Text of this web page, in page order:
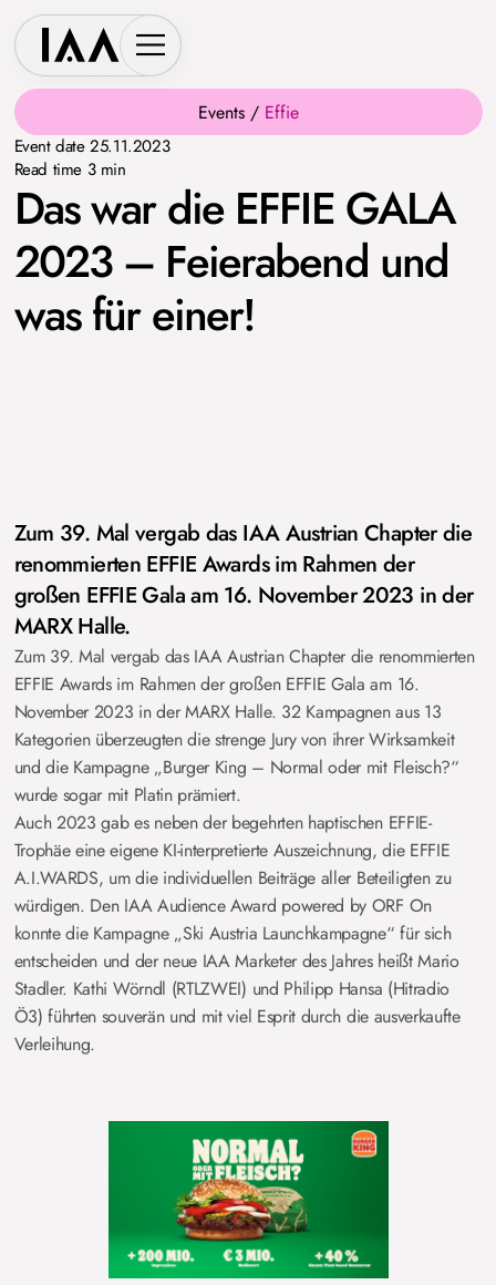
Events / Effie
Event date25.11.2023
Read time 3 min
Das war die EFFIE GALA
2023 – Feierabend und
was für einer!
Zum 39. Mal vergab das IAA Austrian Chapter die
renommierten EFFIE Awards im Rahmen der
großen EFFIE Gala am 16. November 2023 in der
MARX Halle.
Zum 39. Mal vergab das IAA Austrian Chapter die renommierten
EFFIE Awards im Rahmen der großen EFFIE Gala am 16.
November 2023 in der MARX Halle. 32 Kampagnen aus 13
Kategorien überzeugten die strenge Jury von ihrer Wirksamkeit
und die Kampagne „Burger King – Normal oder mit Fleisch?“
wurde sogar mit Platin prämiert.
Auch 2023 gab es neben der begehrten haptischen EFFIE-
Trophäe eine eigene KI-interpretierte Auszeichnung, die EFFIE
A.I.WARDS, um die individuellen Beiträge aller Beteiligten zu
würdigen. Den IAA Audience Award powered by ORF On
konnte die Kampagne „Ski Austria Launchkampagne“ für sich
entscheiden und der neue IAA Marketer des Jahres heißt Mario
Stadler. Kathi Wörndl (RTLZWEI) und Philipp Hansa (Hitradio
Ö3) führten souverän und mit viel Esprit durch die ausverkaufte
Verleihung.